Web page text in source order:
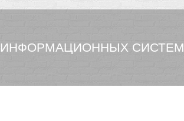
ИНФОРМАЦИОННЫХ СИСТЕМ